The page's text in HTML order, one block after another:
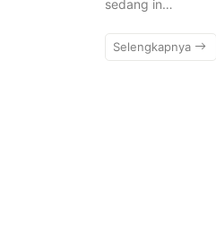
sedang in…
Selengkapnya